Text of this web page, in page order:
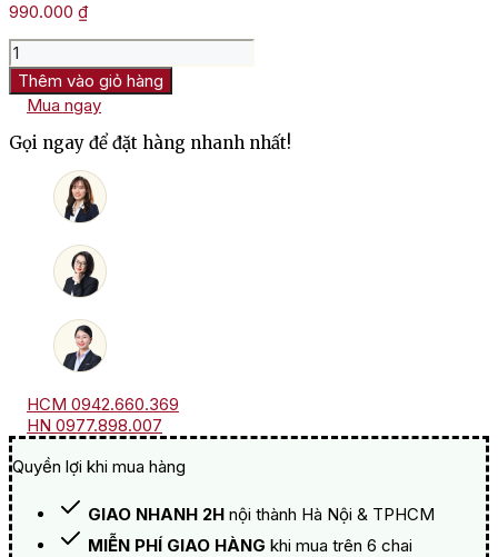
990.000 ₫
Rượu
Vang
Ý
Prunotto
Pian
Romualdo
Barbera
d'Alba
Thêm vào giỏ hàng
Mua ngay
Gọi ngay để đặt hàng nhanh nhất!
HCM 0942.660.369
HN 0977.898.007
Quyền lợi khi mua hàng
GIAO NHANH 2H nội thành Hà Nội & TPHCM
MIỄN PHÍ GIAO HÀNG khi mua trên 6 chai